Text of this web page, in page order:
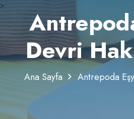
>
Devri
Ana Sayfa Antrepoda